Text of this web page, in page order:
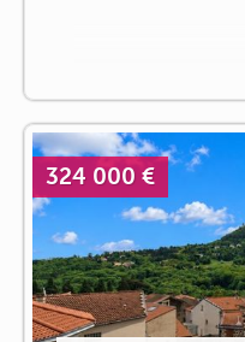
324 000 €